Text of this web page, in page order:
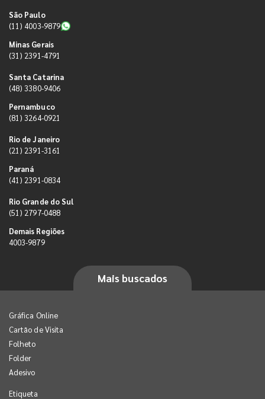
São Paulo
(11) 4003-9879
Minas Gerais
(31) 2391-4791
Santa Catarina
(48) 3380-9406
Pernambuco
(81) 3264-0921
Rio de Janeiro
(21) 2391-3161
Paraná
(41) 2391-0834
Rio Grande do Sul
(51) 2797-0488
Demais Regiões
4003-9879
Mais buscados
Gráfica Online
Cartão de Visita
Folheto
Folder
Adesivo
Etiqueta